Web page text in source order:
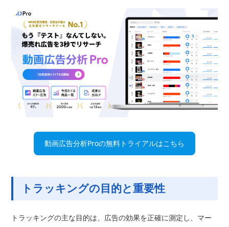
動画広告分析Proの無料トライアルはこちら
トラッキングの目的と重要性
トラッキングの主な目的は、広告の効果を正確に測定し、マー